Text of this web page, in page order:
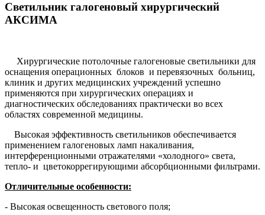
Светильник галогеновый хирургический
АКСИМА
Хирургические потолочные галогеновые светильники для
оснащения операционных блоков и перевязочных больниц,
клиник и других медицинских учреждений успешно
применяются при хирургических операциях и
диагностических обследованиях практически во всех
областях современной медицины.
Высокая эффективность светильников обеспечивается
применением галогеновых ламп накаливания,
интерференционными отражателями «холодного» света,
тепло- и цветокоррегирующими абсорбционными фильтрами.
Отличительные особенности:
- Высокая освещенность светового поля;